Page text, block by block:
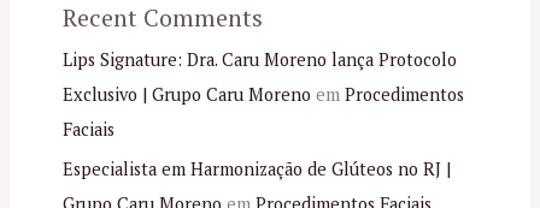
Recent Comments
Lips Signature: Dra. Caru Moreno lança Protocolo
Exclusivo | Grupo Caru Moreno em Procedimentos
Faciais
Especialista em Harmonização de Glúteos no RJ |